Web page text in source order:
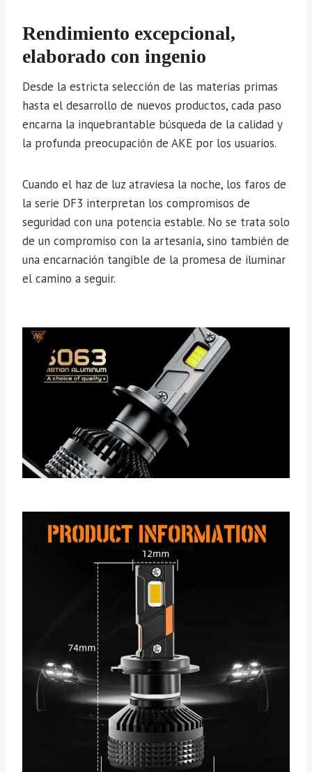
Rendimiento excepcional,
elaborado con ingenio
Desde la estricta selección de las materias primas
hasta el desarrollo de nuevos productos, cada paso
encarna la inquebrantable búsqueda de la calidad y
la profunda preocupación de AKE por los usuarios.
Cuando el haz de luz atraviesa la noche, los faros de
la serie DF3 interpretan los compromisos de
seguridad con una potencia estable. No se trata solo
de un compromiso con la artesanía, sino también de
una encarnación tangible de la promesa de iluminar
el camino a seguir.